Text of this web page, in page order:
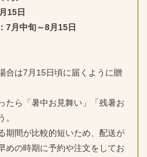
15日
7月中旬～8月15日
合は7月15日頃に届くように贈
たら「暑中お見舞い」「残暑お
。
期間が比較的短いため、配送が
めの時期に予約や注文をしてお